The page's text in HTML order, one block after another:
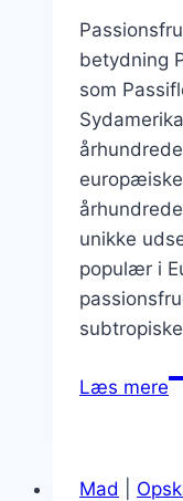
betydning
som
unikke
populær i
Læs mere
Mad